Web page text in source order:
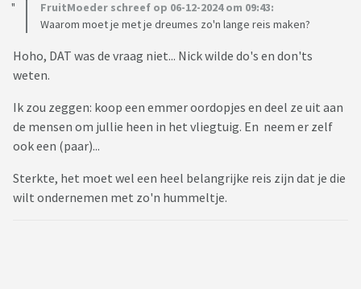
FruitMoeder schreef op 06-12-2024 om 09:43:
Waarom moet je met je dreumes zo'n lange reis maken?
Hoho, DAT was de vraag niet... Nick wilde do's en don'ts
weten.
Ik zou zeggen: koop een emmer oordopjes en deel ze uit aan
de mensen om jullie heen in het vliegtuig. En neem er zelf
ook een (paar)...
Sterkte, het moet wel een heel belangrijke reis zijn dat je die
wilt ondernemen met zo'n hummeltje.